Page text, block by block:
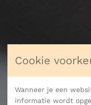
Cookie
Wanneer je een
informatie wordt